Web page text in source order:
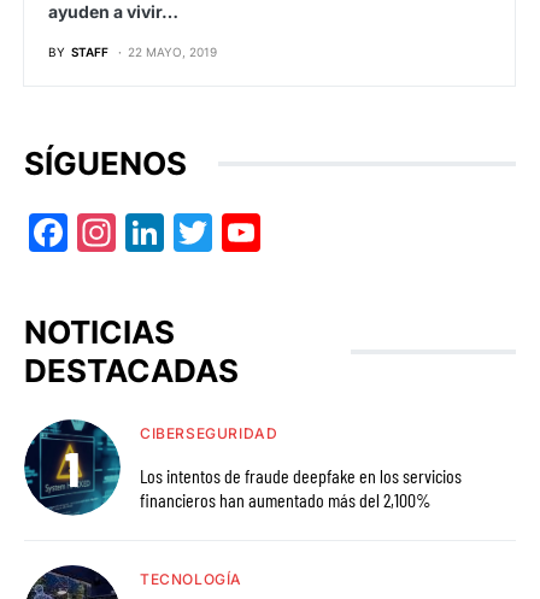
ayuden a vivir…
BY STAFF 22 MAYO, 2019
SÍGUENOS
Facebook
Instagram
LinkedIn
Twitter
NOTICIAS
DESTACADAS
CIBERSEGURIDAD
Los intentos de fraude deepfake en los servicios
financieros han aumentado más del 2,100%
TECNOLOGÍA